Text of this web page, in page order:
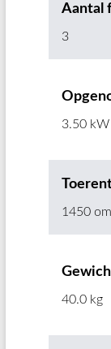
Aantal
3
3.50 kW
1450
40.0 kg